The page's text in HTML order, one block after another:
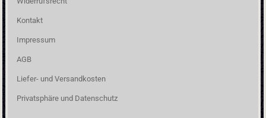
Kontakt
Impressum
AGB
Liefer- und Versandkosten
Privatsphäre und Datenschutz